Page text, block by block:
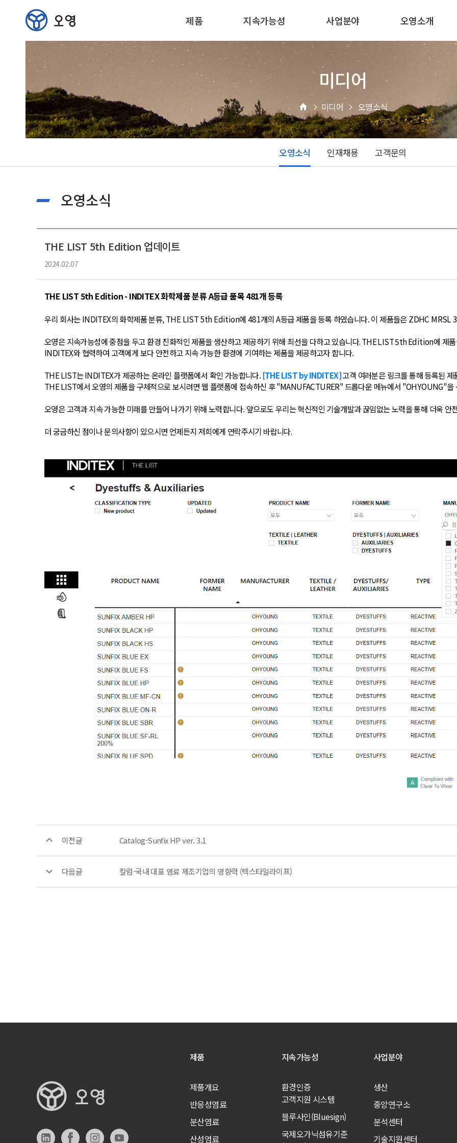
제품 지속가능성 사업분야 오영소개
미디어
미디어 오영소식
오영소식 인재채용 고객문의
오영소식
THE LIST 5th Edition 업데이트
2024.02.07
THE LIST 5th Edition - INDITEX화학제품 분류 A등급 품목 481개 등록
우리 회사는 INDITEX의 화학제품 분류, THE LIST 5th Edition에 481개의 A등급 제품을 등록 하였습니다. 이 제품들은 ZDHC MRSL
오영은지속가능성에중점을두고환경친화적인 제품을생산하고제공하기 위해 최선을다하고있습니다. THE LIST 5th Edition에 제
INDITEX와협력하여 고객에게보다안전하고지속가능한환경에 기여하는제품을제공하고자 합니다.
THE LIST는INDITEX가제공하는온라인 플랫폼에서 확인 가능합니다. [THE LIST by INDITEX]고객 여러분은 링크를통해등록된 제
THE LIST에서오영의 제품을구체적으로보시려면웹 플랫폼에 접속하신 후"MANUFACTURER"드롭다운 메뉴에서 "OHYOUNG"을
오영은 고객과 지속 가능한 미래를 만들어 나가기 위해 노력합니다. 앞으로도 우리는 혁신적인 기술개발과 끊임없는 노력을 통해 더욱 안
더 궁금하신 점이나 문의사항이 있으시면 언제든지 저희에게 연락주시기 바랍니다.
이전글 Catalog-Sunfix HP ver. 3.1
다음글 칼럼-국내 대표 염료 제조기업의 영향력 (텍스타일라이프)
제품
제품개요
반응성염료
분산염료
산성염료
지속가능성
환경인증
고객지원 시스템
블루사인(Bluesign)
국제오가닉섬유기준
사업분야
생산
중앙연구소
분석센터
기술지원센터